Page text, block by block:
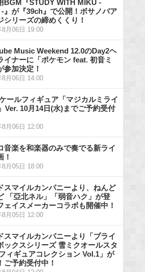
BGM『STUDY WITH MIKU -
』が『39ch』で公開！ボサノバア
シリーズの締めくくり！
8月06日 19:00
Music Weekend 12.0のDay2ヘ
イナーに「ポケモン feat. 初音ミ
参加決定！
8月06日 14:00
ールフィギュア「マジカルミライ
Ver. 10月14日(水)までご予約受付
8月06日 12:00
音楽を和楽器のみで奏でる新ライ
！
8月05日 18:00
スマイルカンパニーより、ねんど
「亞北ネル」「弱音ハク」が登
ェイスメーカーコラボも開催中！
8月05日 12:00
スマイルカンパニーより「ブライ
ックスシリーズ 雪ミクオールスタ
ィギュアコレクション Vol.1」が
ご予約受付中！